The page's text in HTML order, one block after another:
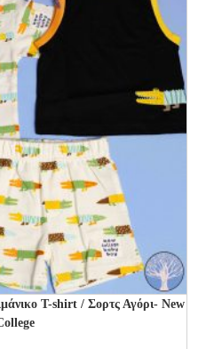
T-shirt / Σορτς Αγόρι- New